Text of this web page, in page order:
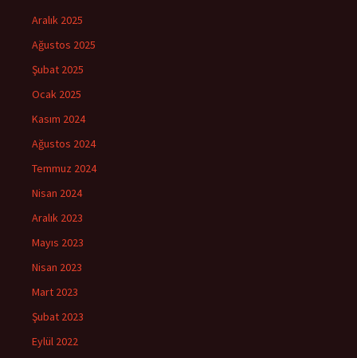
Aralık 2025
Ağustos 2025
Şubat 2025
Ocak 2025
Kasım 2024
Ağustos 2024
Temmuz 2024
Nisan 2024
Aralık 2023
Mayıs 2023
Nisan 2023
Mart 2023
Şubat 2023
Eylül 2022